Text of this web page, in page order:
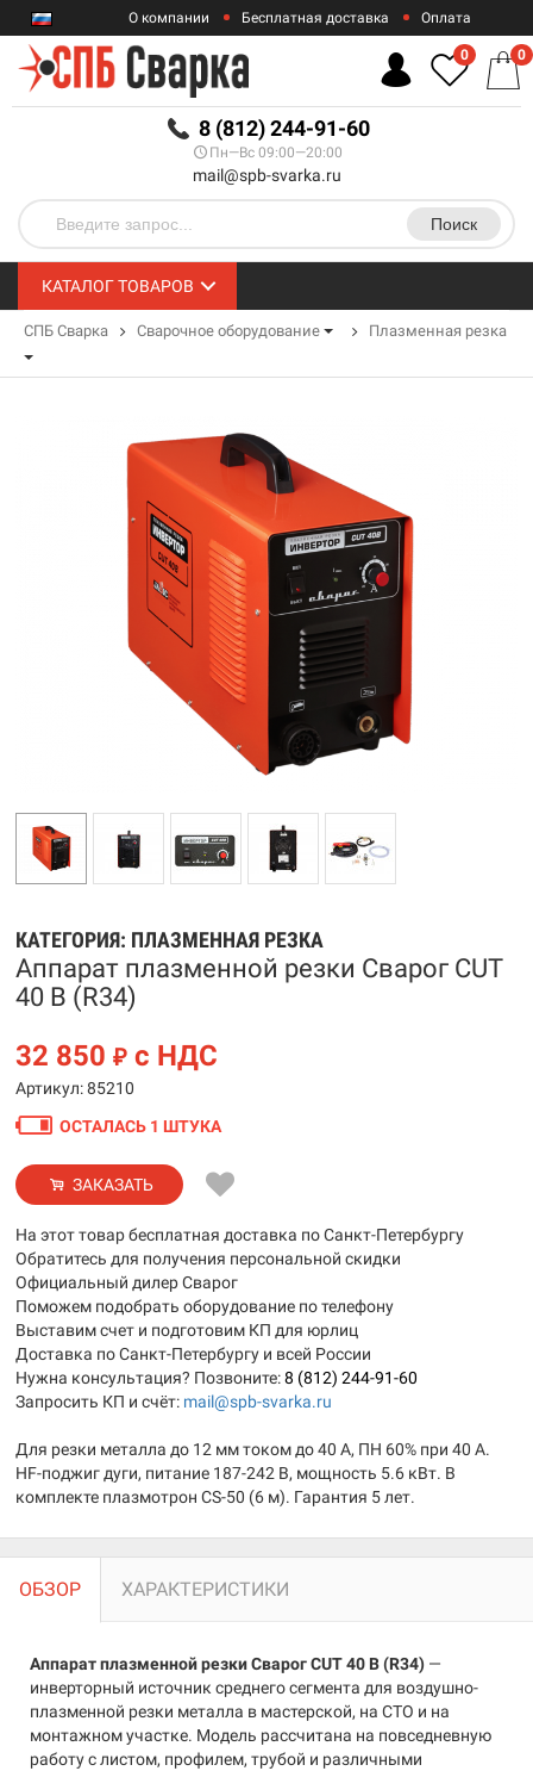
RUB
О компании Бесплатная доставка Оплата
Гарантии
8 (812) 244-91-60
Пн—Вс 09:00—20:00
mail@spb-svarka.ru
Поиск
0 0
КАТАЛОГ ТОВАРОВ
СПБ Сварка Сварочное оборудование Плазменная резка
КАТЕГОРИЯ: ПЛАЗМЕННАЯ РЕЗКА
Аппарат плазменной резки Сварог CUT
40 B (R34)
32 850 ₽ с НДС
Артикул: 85210
ОСТАЛАСЬ 1 ШТУКА
ЗАКАЗАТЬ
На этот товар бесплатная доставка по Санкт-Петербургу
Обратитесь для получения персональной скидки
Официальный дилер Сварог
Поможем подобрать оборудование по телефону
Выставим счет и подготовим КП для юрлиц
Доставка по Санкт-Петербургу и всей России
Нужна консультация? Позвоните:8 (812) 244-91-60
Запросить КП и счёт: mail@spb-svarka.ru
Для резки металла до 12 мм током до 40 А, ПН 60% при 40 А.
HF-поджиг дуги, питание 187-242 В, мощность 5.6 кВт. В
комплекте плазмотрон CS-50 (6 м). Гарантия 5 лет.
ОБЗОР ХАРАКТЕРИСТИКИ
Аппарат плазменной резки Сварог CUT 40 B (R34) —
инверторный источник среднего сегмента для воздушно-
плазменной резки металла в мастерской, на СТО и на
монтажном участке. Модель рассчитана на повседневную
работу с листом, профилем, трубой и различными